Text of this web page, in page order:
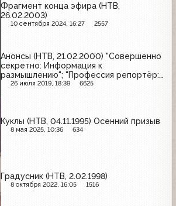
Фрагмент конца эфира (НТВ,
26.02.2003)
10 сентября 2024, 16:27 2557
Анонсы (НТВ, 21.02.2000) "Совершенно
секретно: Информация к
размышлению"; "Профессия репортёр:
Секреты соцгорода"
26 июля 2019, 18:39 6625
Куклы (НТВ, 04.11.1995) Осенний призыв
8 мая 2025, 10:36 634
Градусник (НТВ, 2.02.1998)
8 октября 2022, 16:05 1516